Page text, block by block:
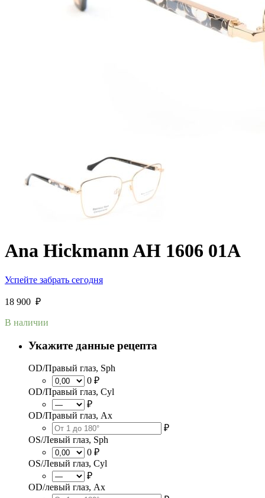
Ana Hickmann AH 1606 01A
Успейте забрать сегодня
18 900 ₽
В наличии
Укажите данные рецепта
OD/Правый глаз, Sph
0 ₽
OD/Правый глаз, Cyl
₽
OD/Правый глаз, Ax
₽
OS/Левый глаз, Sph
0 ₽
OS/Левый глаз, Cyl
₽
OD/левый глаз, Ax